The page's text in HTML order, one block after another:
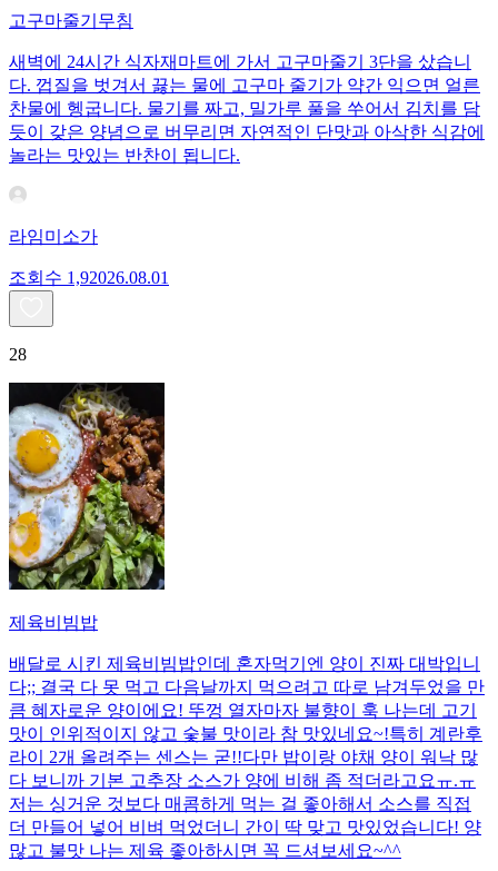
고구마줄기무침
새벽에 24시간 식자재마트에 가서 고구마줄기 3단을 샀습니
다. 껍질을 벗겨서 끓는 물에 고구마 줄기가 약간 익으면 얼른
찬물에 헹굽니다. 물기를 짜고, 밀가루 풀을 쑤어서 김치를 담
듯이 갖은 양념으로 버무리면 자연적인 단맛과 아삭한 식감에
놀라는 맛있는 반찬이 됩니다.
라임미소가
조회수 1,92026.08.01
28
제육비빔밥
배달로 시킨 제육비빔밥인데 혼자먹기엔 양이 진짜 대박입니
다;; 결국 다 못 먹고 다음날까지 먹으려고 따로 남겨두었을 만
큼 혜자로운 양이에요! 뚜껑 열자마자 불향이 훅 나는데 고기
맛이 인위적이지 않고 숯불 맛이라 참 맛있네요~!특히 계란후
라이 2개 올려주는 센스는 굳!! ​다만 밥이랑 야채 양이 워낙 많
다 보니까 기본 고추장 소스가 양에 비해 좀 적더라고요ㅠ.ㅠ
저는 싱거운 것보다 매콤하게 먹는 걸 좋아해서 소스를 직접
더 만들어 넣어 비벼 먹었더니 간이 딱 맞고 맛있었습니다! 양
많고 불맛 나는 제육 좋아하시면 꼭 드셔보세요~^^